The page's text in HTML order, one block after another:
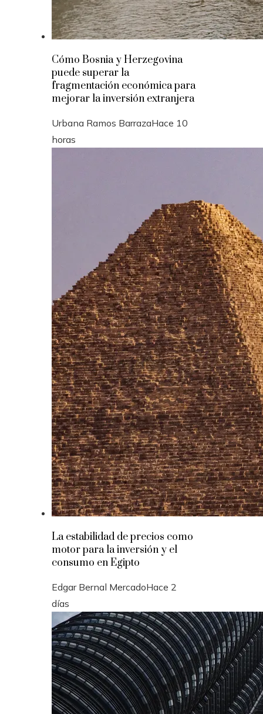
Cómo Bosnia y Herzegovina
puede superar la
fragmentación económica para
mejorar la inversión extranjera
Urbana Ramos BarrazaHace 10
horas
La estabilidad de precios como
motor para la inversión y el
consumo en Egipto
Edgar Bernal MercadoHace 2
días